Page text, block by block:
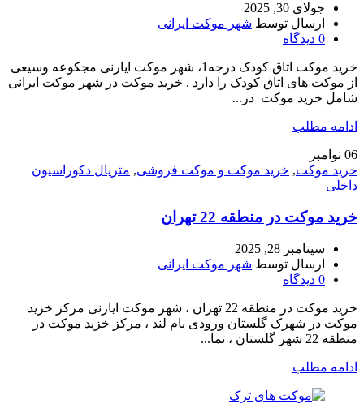
جولای 30, 2025
ارسال توسط شهر موکت ایرانی
0 دیدگاه
خرید موکت اتاق کودک درجه1، شهر موکت ایارنی مجکوعه وسیعی
از موکت های اتاق کودک را دارد . خرید موکت در شهر موکت ایرانی
شامل خرید موکت در...
ادامه مطلب
06 نوامبر
خرید موکت, خرید موکت و موکت فروشی, متریال دکوراسیون
داخلی
خرید موکت در منطقه 22 تهران
سپتامبر 28, 2025
ارسال توسط شهر موکت ایرانی
0 دیدگاه
خرید موکت در منطقه 22 تهران ، شهر موکت ایارنی مرکز خزید
موکت در شهرک گلستان ورودی بام لند ، مرکز خزید موکت در
منطقه 22 شهر گلستان ، تما...
ادامه مطلب